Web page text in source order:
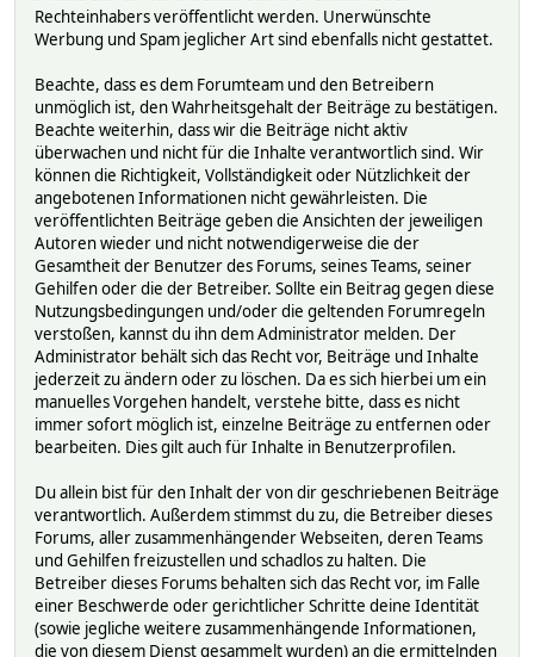
Rechteinhabers veröffentlicht werden. Unerwünschte
Werbung und Spam jeglicher Art sind ebenfalls nicht gestattet.
Beachte, dass es dem Forumteam und den Betreibern
unmöglich ist, den Wahrheitsgehalt der Beiträge zu bestätigen.
Beachte weiterhin, dass wir die Beiträge nicht aktiv
überwachen und nicht für die Inhalte verantwortlich sind. Wir
können die Richtigkeit, Vollständigkeit oder Nützlichkeit der
angebotenen Informationen nicht gewährleisten. Die
veröffentlichten Beiträge geben die Ansichten der jeweiligen
Autoren wieder und nicht notwendigerweise die der
Gesamtheit der Benutzer des Forums, seines Teams, seiner
Gehilfen oder die der Betreiber. Sollte ein Beitrag gegen diese
Nutzungsbedingungen und/oder die geltenden Forumregeln
verstoßen, kannst du ihn dem Administrator melden. Der
Administrator behält sich das Recht vor, Beiträge und Inhalte
jederzeit zu ändern oder zu löschen. Da es sich hierbei um ein
manuelles Vorgehen handelt, verstehe bitte, dass es nicht
immer sofort möglich ist, einzelne Beiträge zu entfernen oder
bearbeiten. Dies gilt auch für Inhalte in Benutzerprofilen.
Du allein bist für den Inhalt der von dir geschriebenen Beiträge
verantwortlich. Außerdem stimmst du zu, die Betreiber dieses
Forums, aller zusammenhängender Webseiten, deren Teams
und Gehilfen freizustellen und schadlos zu halten. Die
Betreiber dieses Forums behalten sich das Recht vor, im Falle
einer Beschwerde oder gerichtlicher Schritte deine Identität
(sowie jegliche weitere zusammenhängende Informationen,
die von diesem Dienst gesammelt wurden) an die ermittelnden